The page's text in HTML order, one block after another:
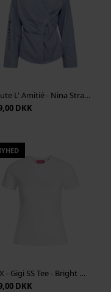
Haute L' Amitié - Nina Strap Shirt - Pale Blue Stripe
DKK
JJXX - Gigi SS Tee - Bright White
DKK